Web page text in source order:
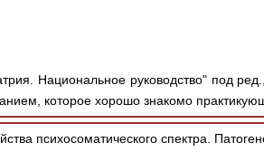
Национальное руководство" под
которое хорошо знакомо
психосоматического спектра.